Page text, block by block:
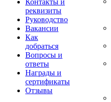
Контакты и
реквизиты
Руководство
Вакансии
Как
добраться
Вопросы и
ответы
Награды и
сертификаты
Отзывы